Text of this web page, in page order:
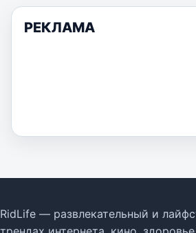
РЕКЛАМА
RidLife — развлекательный и